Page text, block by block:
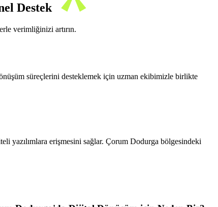
Destek
verimliğinizi artırın.
süreçlerini desteklemek için uzman ekibimizle birlikte
yazılımlara erişmesini sağlar. Çorum Dodurga bölgesindeki